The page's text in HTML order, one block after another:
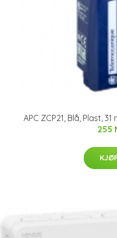
APC ZCP21, Blå, Plast,
255